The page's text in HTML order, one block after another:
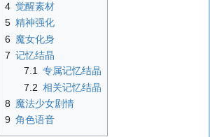
4 觉醒素材
5 精神强化
6 魔女化身
7 记忆结晶
7.1 专属记忆结晶
7.2 相关记忆结晶
8 魔法少女剧情
9 角色语音